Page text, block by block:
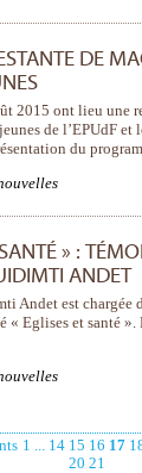
DE
2015 ont lieu une
de l’EPUdF et
du
» :
ANDET
Andet est chargée
« Eglises et santé
1 ... 14 15 16 17
20 21